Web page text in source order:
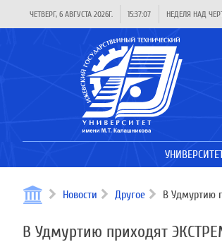
ЧЕТВЕРГ, 6 АВГУСТА 2026Г. 15:37:08 НЕДЕЛЯ НАД
Новости Другое В Удмуртию
В Удмуртию приходят